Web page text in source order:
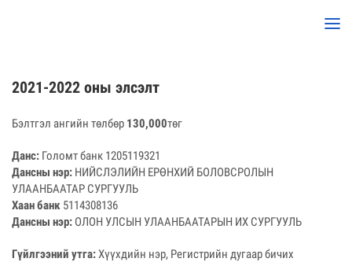
2021-2022 оны элсэлт
Бэлтгэл ангийн төлбөр 130,000төг
Данс: Голомт банк 1205119321
Дансны нэр: НИЙСЛЭЛИЙН ЕРӨНХИЙ БОЛОВСРОЛЫН
УЛААНБААТАР СУРГУУЛЬ
Хаан банк 5114308136
Дансны нэр: ОЛОН УЛСЫН УЛААНБААТАРЫН ИХ СУРГУУЛЬ
Гүйлгээний утга:Хүүхдийн нэр, Регистрийн дугаар бичих